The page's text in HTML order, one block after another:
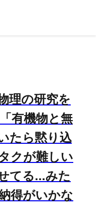
理の研究を
有機物と無
たら黙り込
クが難しい
てる...みた
得がいかな